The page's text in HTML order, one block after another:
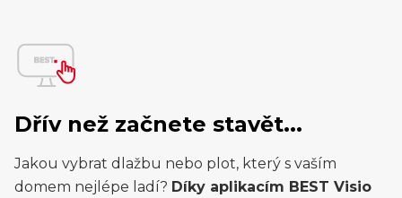
Dřív než začnete stavět...
Jakou vybrat dlažbu nebo plot, který s vaším
domem nejlépe ladí? Díky aplikacím BEST Visio